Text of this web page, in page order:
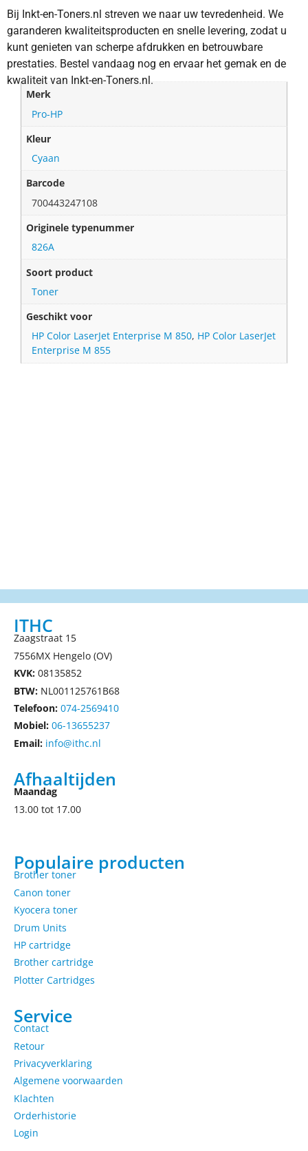
Bij Inkt-en-Toners.nl streven we naar uw tevredenheid. We
garanderen kwaliteitsproducten en snelle levering, zodat u
kunt genieten van scherpe afdrukken en betrouwbare
prestaties. Bestel vandaag nog en ervaar het gemak en de
kwaliteit van Inkt-en-Toners.nl.
Merk
Pro-HP
Kleur
Cyaan
Barcode
700443247108
Originele typenummer
826A
Soort product
Toner
Geschikt voor
HP Color LaserJet Enterprise M 850, HP Color LaserJet
Enterprise M 855
ITHC
Zaagstraat 15
7556MX Hengelo (OV)
KVK: 08135852
BTW: NL001125761B68
Telefoon: 074-2569410
Mobiel: 06-13655237
Email: info@ithc.nl
Afhaaltijden
Maandag
13.00 tot 17.00
Populaire producten
Brother toner
Canon toner
Kyocera toner
Drum Units
HP cartridge
Brother cartridge
Plotter Cartridges
Service
Contact
Retour
Privacyverklaring
Algemene voorwaarden
Klachten
Orderhistorie
Login